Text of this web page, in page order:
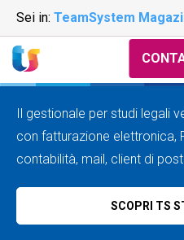
Sei in: TeamSystem
Il gestionale per studi legali
con fatturazione elettronica,
contabilità, mail, client di
SCOPRI TS